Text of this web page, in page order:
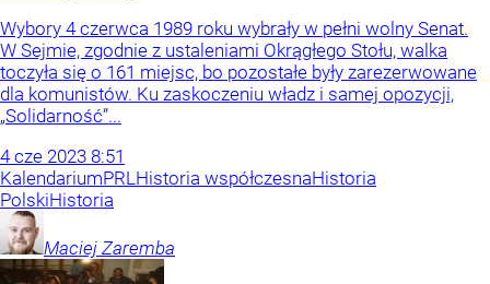
Wybory 4 czerwca 1989 roku wybrały w pełni wolny Senat.
W Sejmie, zgodnie z ustaleniami Okrągłego Stołu, walka
toczyła się o 161 miejsc, bo pozostałe były zarezerwowane
dla komunistów. Ku zaskoczeniu władz i samej opozycji,
„Solidarność”...
4 cze 2023 8:51
KalendariumPRLHistoria współczesnaHistoria
PolskiHistoria
Maciej Zaremba